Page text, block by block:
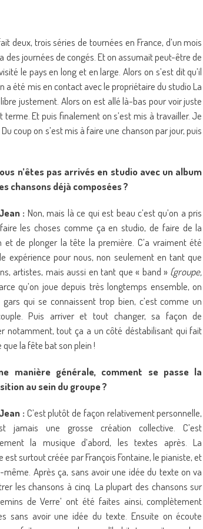
deux, trois séries de tournées en France, d’un mois
des journées de congés. Et on assumait peut-être de
le pays en long et en large. Alors on s’est dit qu’il
été mis en contact avec le propriétaire du studio La
justement. Alors on est allé là-bas pour voir juste
Et puis finalement on s’est mis à travailler. Je
coup on s’est mis à faire une chanson par jour, puis
n’êtes pas arrivés en studio avec un album
chansons déjà composées ?
: Non, mais là ce qui est beau c’est qu’on a pris
les choses comme ça en studio, de faire de la
et de plonger la tête la première. C’a vraiment été
expérience pour nous, non seulement en tant que
artistes, mais aussi en tant que « band » (groupe,
qu’on joue depuis très longtemps ensemble, on
qui se connaissent trop bien, c’est comme un
Puis arriver et tout changer, sa façon de
notamment, tout ça a un côté déstabilisant qui fait
que la fête bat son plein !
manière générale, comment se passe la
au sein du groupe ?
: C’est plutôt de façon relativement personnelle,
jamais une grosse création collective. C’est
la musique d’abord, les textes après. La
est surtout créée par François Fontaine, le pianiste, et
même. Après ça, sans avoir une idée du texte on va
les chansons à cinq. La plupart des chansons sur
de Verre’ ont été faites ainsi, complètement
sans avoir une idée du texte. Ensuite on écoute